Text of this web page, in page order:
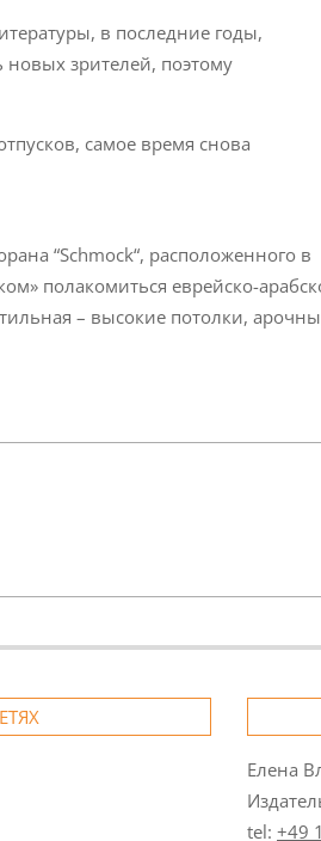
в последние годы,
зрителей, поэтому
самое время снова
“Schmock“, расположенного в
полакомиться еврейско-
– высокие потолки,
Елена
tel: +49